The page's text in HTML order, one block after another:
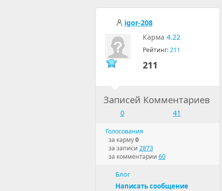
igor-208
Карма 4.22
Рейтинг:211
211
Записей Комментариев
0 41
Голосования
за карму0
за записи 2873
за комментарии 60
Блог
Написать сообщение